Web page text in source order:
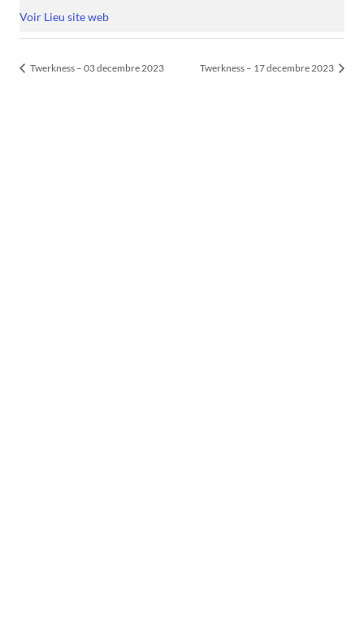
Voir Lieu site web
Twerkness – 03 decembre 2023 Twerkness – 17 decembre 2023